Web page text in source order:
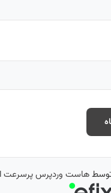
توسطهاست وردپرس پرسرعت